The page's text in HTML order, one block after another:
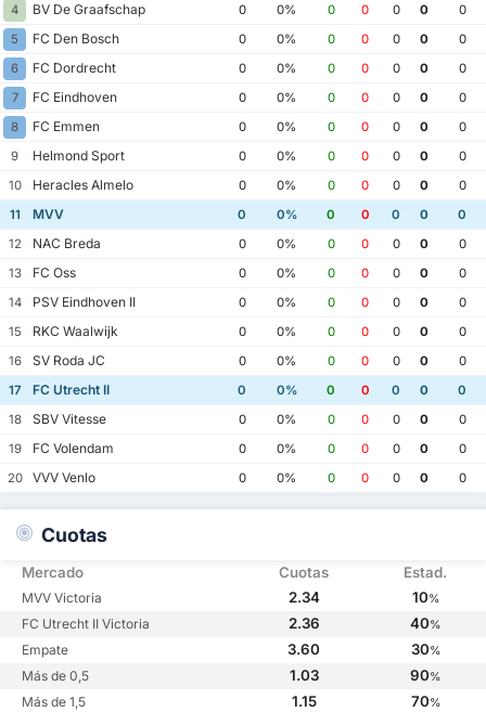
4
BV De Graafschap 0 0% 0 0 0 0
0
5
FC Den Bosch 0 0% 0 0 0 0
0
6
FC Dordrecht 0 0% 0 0 0 0
0
7
FC Eindhoven 0 0% 0 0 0 0
0
8
FC Emmen 0 0% 0 0 0 0
0
9
Helmond Sport 0 0% 0 0 0 0
0
10
Heracles Almelo 0 0% 0 0 0 0
0
11
MVV 0 0% 0 0 0 0
0
12
NAC Breda 0 0% 0 0 0 0
0
13
FC Oss 0 0% 0 0 0 0
0
14
PSV Eindhoven II 0 0% 0 0 0 0
0
15
RKC Waalwijk 0 0% 0 0 0 0
0
16
SV Roda JC 0 0% 0 0 0 0
0
17
FC Utrecht II 0 0% 0 0 0 0
0
18
SBV Vitesse 0 0% 0 0 0 0
0
19
FC Volendam 0 0% 0 0 0 0
0
20
VVV Venlo 0 0% 0 0 0 0 0
Cuotas
Mercado Cuotas Estad.
MVV Victoria 2.34 10%
FC Utrecht II Victoria 2.36 40%
Empate 3.60 30%
Más de 0,5 1.03 90%
Más de 1,5 1.15 70%